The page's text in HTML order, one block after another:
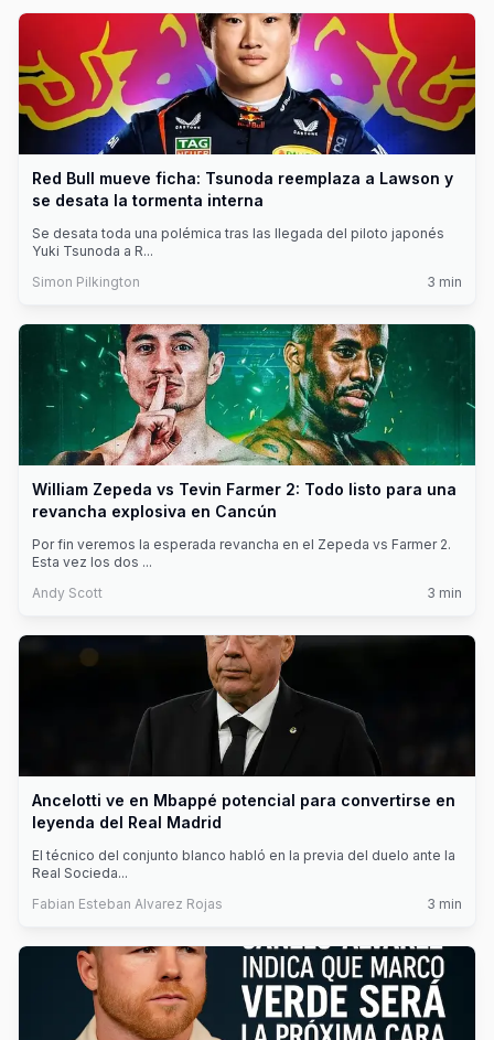
Red Bull mueve ficha: Tsunoda reemplaza a Lawson y
se desata la tormenta interna
Se desata toda una polémica tras las llegada del piloto japonés
Yuki Tsunoda a R...
Simon Pilkington
3 min
William Zepeda vs Tevin Farmer 2: Todo listo para una
revancha explosiva en Cancún
Por fin veremos la esperada revancha en el Zepeda vs Farmer 2.
Esta vez los dos ...
Andy Scott
3 min
Ancelotti ve en Mbappé potencial para convertirse en
leyenda del Real Madrid
El técnico del conjunto blanco habló en la previa del duelo ante la
Real Socieda...
Fabian Esteban Alvarez Rojas
3 min